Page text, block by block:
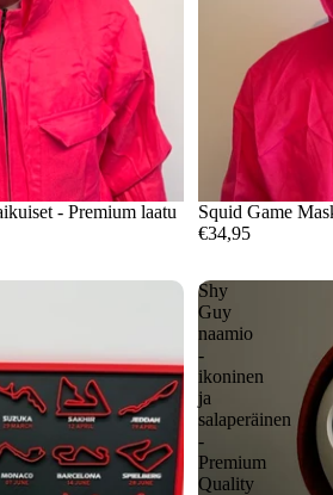
- Premium laatu
Squid Game
€34,95
Shy
Guy
naamio
-
ikoninen
ja
salaperäinen
-
Premium
Quality